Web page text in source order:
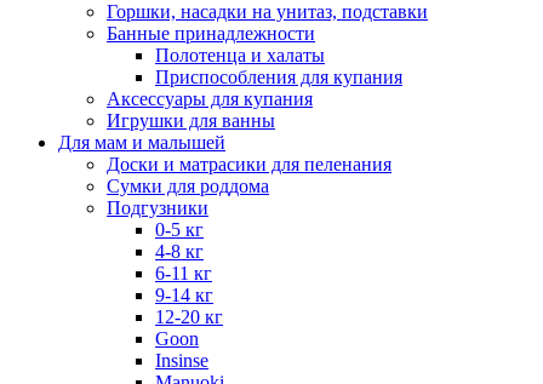
Горшки, насадки на унитаз, подставки
Банные принадлежности
Полотенца и халаты
Приспособления для купания
Аксессуары для купания
Игрушки для ванны
Для мам и малышей
Доски и матрасики для пеленания
Сумки для роддома
Подгузники
0-5 кг
4-8 кг
6-11 кг
9-14 кг
12-20 кг
Goon
Insinse